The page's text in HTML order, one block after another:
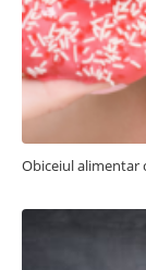
Obiceiul alimentar